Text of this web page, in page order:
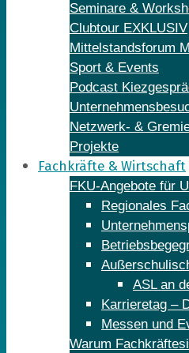
Seminare &
Clubtour EXKLUSIV
Mittelstandsforum
Sport & Events
Podcast
Netzwerk- &
Projekte
Fachkräfte & Wirtschaft
FKU-Angebote für
Regionales
ASL an
Karrieretag –
Messen und
Warum